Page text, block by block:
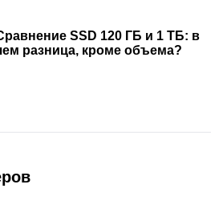
SSD 120 ГБ и 1 ТБ: в
разница, кроме объема?